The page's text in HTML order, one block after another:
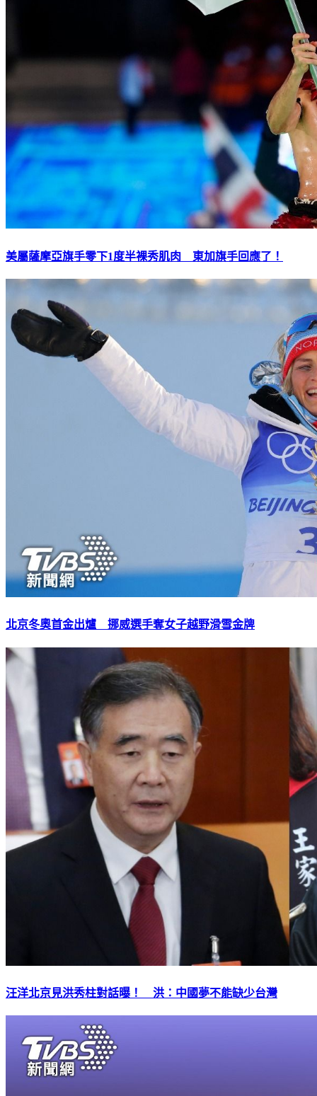
美屬薩摩亞旗手零下1度半裸秀肌肉 東加旗手回應了！
北京冬奧首金出爐 挪威選手奪女子越野滑雪金牌
汪洋北京見洪秀柱對話曝！ 洪：中國夢不能缺少台灣